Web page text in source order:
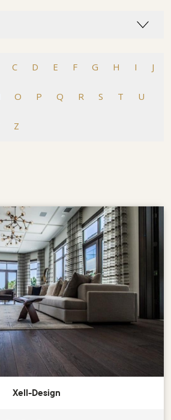
C D E F G H I J
O P Q R S T U
Z
Xell-Design